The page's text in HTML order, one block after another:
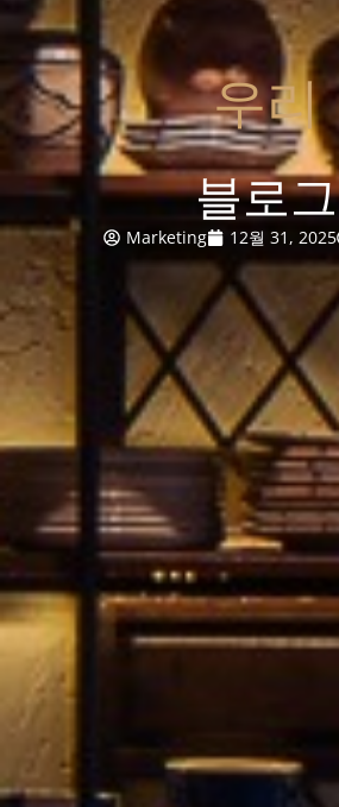
우리
블로그
Marketing 12월 31, 2025